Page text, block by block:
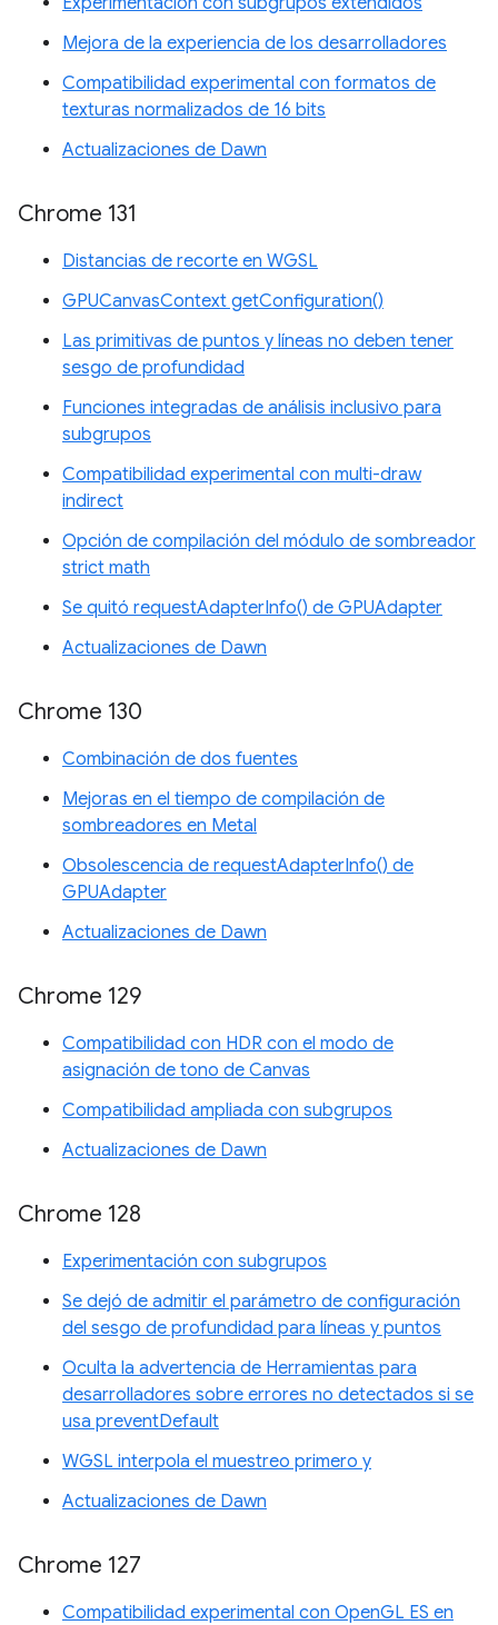
Mejora de la experiencia de los desarrolladores
Compatibilidad experimental con formatos de
texturas normalizados de 16 bits
Actualizaciones de Dawn
Chrome 131
Distancias de recorte en WGSL
GPUCanvasContext getConfiguration()
Las primitivas de puntos y líneas no deben tener
sesgo de profundidad
Funciones integradas de análisis inclusivo para
subgrupos
Compatibilidad experimental con multi-draw
indirect
Opción de compilación del módulo de sombreador
strict math
Se quitó requestAdapterInfo() de GPUAdapter
Actualizaciones de Dawn
Chrome 130
Combinación de dos fuentes
Mejoras en el tiempo de compilación de
sombreadores en Metal
Obsolescencia de requestAdapterInfo() de
GPUAdapter
Actualizaciones de Dawn
Chrome 129
Compatibilidad con HDR con el modo de
asignación de tono de Canvas
Compatibilidad ampliada con subgrupos
Actualizaciones de Dawn
Chrome 128
Experimentación con subgrupos
Se dejó de admitir el parámetro de configuración
del sesgo de profundidad para líneas y puntos
Oculta la advertencia de Herramientas para
desarrolladores sobre errores no detectados si se
usa preventDefault
WGSL interpola el muestreo primero y
Actualizaciones de Dawn
Chrome 127
Compatibilidad experimental con OpenGL ES en